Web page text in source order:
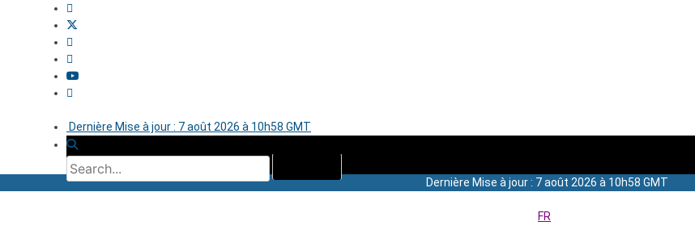
Dernière Mise à jour : 7 août 2026 à 10h58 GMT
Dernière Mise à jour : 7 août 2026 à 10h58 GMT
FR